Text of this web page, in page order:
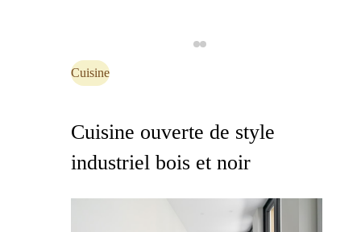
Cuisine
Cuisine ouverte de style
industriel bois et noir